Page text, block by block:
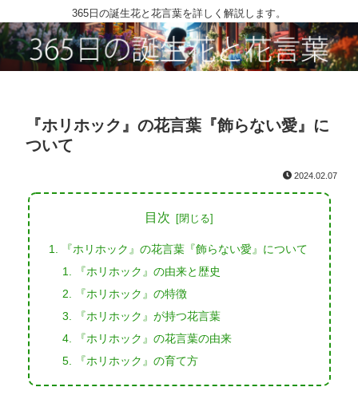
365日の誕生花と花言葉を詳しく解説します。
『ホリホック』の花言葉『飾らない愛』に
ついて
2024.02.07
目次
『ホリホック』の花言葉『飾らない愛』について
『ホリホック』の由来と歴史
『ホリホック』の特徴
『ホリホック』が持つ花言葉
『ホリホック』の花言葉の由来
『ホリホック』の育て方